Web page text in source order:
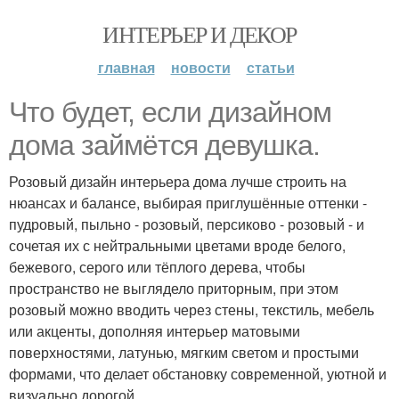
ИНТЕРЬЕР И ДЕКОР
главная новости статьи
Что будет, если дизайном
дома займётся девушка.
Розовый дизайн интерьера дома лучше строить на
нюансах и балансе, выбирая приглушённые оттенки -
пудровый, пыльно - розовый, персиково - розовый - и
сочетая их с нейтральными цветами вроде белого,
бежевого, серого или тёплого дерева, чтобы
пространство не выглядело приторным, при этом
розовый можно вводить через стены, текстиль, мебель
или акценты, дополняя интерьер матовыми
поверхностями, латунью, мягким светом и простыми
формами, что делает обстановку современной, уютной и